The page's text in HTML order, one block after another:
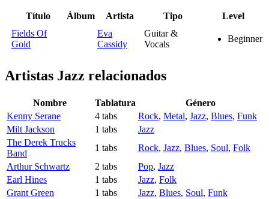
Título Álbum Artista Tipo
Level
Fields Of
Gold
Eva
Cassidy
Guitar &
Vocals
Beginner
Artistas Jazz relacionados
Nombre Tablatura
Género
Kenny Serane
4 tabs Rock, Metal, Jazz, Blues, Funk
Milt Jackson
1 tabs
Jazz
The Derek Trucks
Band
1 tabs Rock, Jazz, Blues, Soul, Folk
Arthur Schwartz
2 tabs Pop, Jazz
Earl Hines
1 tabs Jazz, Folk
Grant Green
1 tabs Jazz, Blues, Soul, Funk